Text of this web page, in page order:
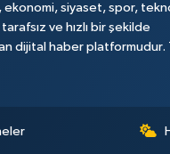
ekonomi, siyaset, spor,
ve hızlı bir şekilde
dijital haber platformudur.